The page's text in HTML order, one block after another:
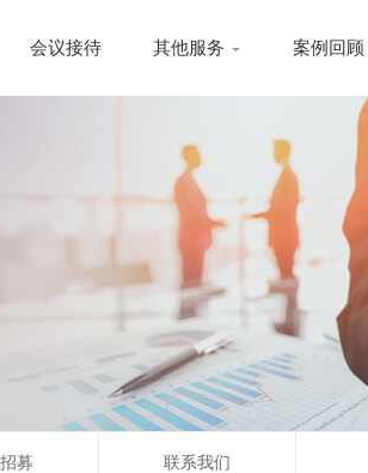
会议接待 其他服务 案例回顾
募 联系我们